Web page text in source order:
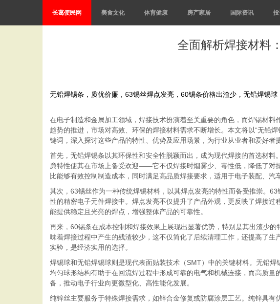
长葛便民网 美食文化 体育健康 房产家居 国际资讯
全面解析焊接材料
无铅焊锡条，质优价廉，63锡丝焊点发亮，60锡条价格出渣少，无铅焊锡
在电子制造和金属加工领域，焊接技术扮演着至关重要的角色，而焊锡材
趋势的推进，市场对高效、环保的焊接材料需求不断增长。本文将以“无铅
键词，深入探讨这些产品的特性、优势及应用场景，为行业从业者和爱好者
首先，无铅焊锡条以其环保性和安全性脱颖而出，成为现代焊接的首选材
廉特性使其在市场上备受欢迎——它不仅焊接时烟雾少、毒性低，降低了对
比能够有效控制制造成本，同时满足高品质焊接要求，适用于电子装配、汽
其次，63锡丝作为一种传统焊锡材料，以其焊点发亮的特性而备受推崇。
性的精密电子元件焊接中。焊点发亮不仅提升了产品外观，更反映了焊接
能提供稳定且光亮的焊点，增强整体产品的可靠性。
再来，60锡条在成本控制和焊接效果上展现出显著优势，特别是其出渣少
味着焊接过程中产生的残渣较少，这不仅简化了后续清理工作，还提高了
实验，是经济实用的选择。
焊锡球和无铅焊锡球则是现代表面贴装技术（SMT）中的关键材料。无铅
均匀球形结构有助于在回流焊过程中形成可靠的电气和机械连接，而高质
备，推动电子行业向更微型化、高性能化发展。
纯锌丝主要服务于特殊焊接需求，如锌合金修复或防腐涂层工艺。纯锌具